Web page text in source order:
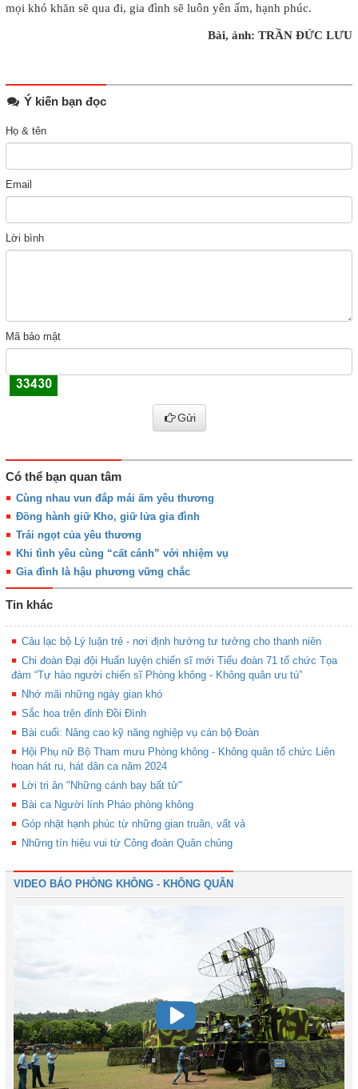
mọi khó khăn sẽ qua đi, gia đình sẽ luôn yên ấm, hạnh phúc.
Bài, ảnh: TRẦN ĐỨC LƯU
Ý kiến bạn đọc
Họ & tên
Email
Lời bình
Mã bảo mật
Gửi
Có thể bạn quan tâm
Cùng nhau vun đắp mái ấm yêu thương
Đồng hành giữ Kho, giữ lửa gia đình
Trái ngọt của yêu thương
Khi tình yêu cùng “cất cánh” với nhiệm vụ
Gia đình là hậu phương vững chắc
Tin khác
Câu lạc bộ Lý luận trẻ - nơi định hướng tư tưởng cho thanh niên
Chi đoàn Đại đội Huấn luyện chiến sĩ mới Tiểu đoàn 71 tổ chức Tọa
đàm “Tự hào người chiến sĩ Phòng không - Không quân ưu tú”
Nhớ mãi những ngày gian khó
Sắc hoa trên đỉnh Đồi Đình
Bài cuối: Nâng cao kỹ năng nghiệp vụ cán bộ Đoàn
Hội Phụ nữ Bộ Tham mưu Phòng không - Không quân tổ chức Liên
hoan hát ru, hát dân ca năm 2024
Lời tri ân "Những cánh bay bất tử"
Bài ca Người lính Pháo phòng không
Góp nhặt hạnh phúc từ những gian truân, vất vả
Những tín hiệu vui từ Công đoàn Quân chủng
VIDEO BÁO PHÒNG KHÔNG - KHÔNG QUÂN